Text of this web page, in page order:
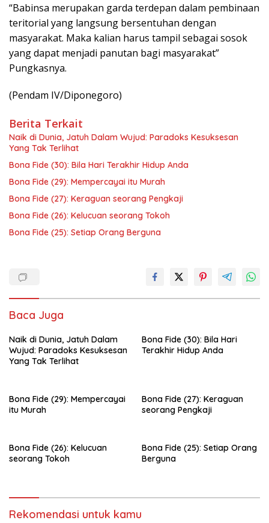
“Babinsa merupakan garda terdepan dalam pembinaan
teritorial yang langsung bersentuhan dengan
masyarakat. Maka kalian harus tampil sebagai sosok
yang dapat menjadi panutan bagi masyarakat”
Pungkasnya.
(Pendam IV/Diponegoro)
Berita Terkait
Naik di Dunia, Jatuh Dalam Wujud: Paradoks Kesuksesan
Yang Tak Terlihat
Bona Fide (30): Bila Hari Terakhir Hidup Anda
Bona Fide (29): Mempercayai itu Murah
Bona Fide (27): Keraguan seorang Pengkaji
Bona Fide (26): Kelucuan seorang Tokoh
Bona Fide (25): Setiap Orang Berguna
Baca Juga
Naik di Dunia, Jatuh Dalam
Wujud: Paradoks Kesuksesan
Yang Tak Terlihat
Bona Fide (30): Bila Hari
Terakhir Hidup Anda
Bona Fide (29): Mempercayai
itu Murah
Bona Fide (27): Keraguan
seorang Pengkaji
Bona Fide (26): Kelucuan
seorang Tokoh
Bona Fide (25): Setiap Orang
Berguna
Rekomendasi untuk kamu